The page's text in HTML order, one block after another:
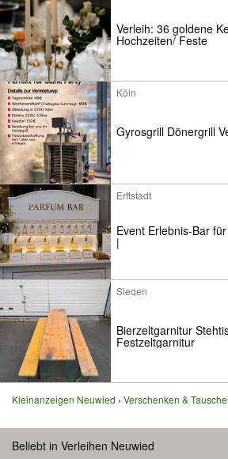
Verleih: 36 goldene
Hochzeiten/ Feste
Köln
Gyrosgrill Dönergrill
Erftstadt
Event Erlebnis-Bar
|
Siegen
Bierzeltgarnitur
Festzeltgarnitur
Kleinanzeigen Neuwied Verschenken &
Beliebt in Verleihen Neuwied